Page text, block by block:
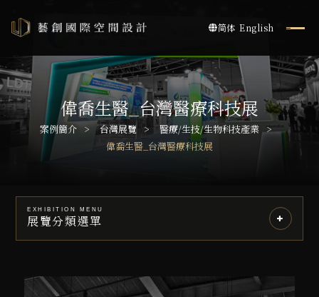
简体 English
偉喬生醫_台灣醫療科技展
案例簡介 台灣展覽
醫療/生技/生物科技產業
偉喬生醫_台灣醫療科技展
EXHIBITION MENU
展覽分類選單